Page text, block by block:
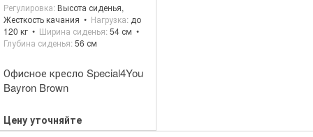
Офисное кресло Special4You
Bayron Brown
Цену уточняйте
Регулировка Высота сиденья,
Жесткость качания
Нагрузка до
120 кг
Ширина сиденья 54 см
Глубина сиденья 56 см